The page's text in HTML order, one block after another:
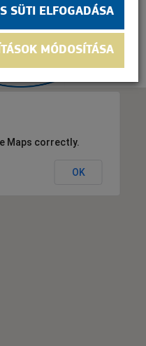
Maps correctly.
OK
SÜTI ELFOGADÁSA
MÓDOSÍTÁSA